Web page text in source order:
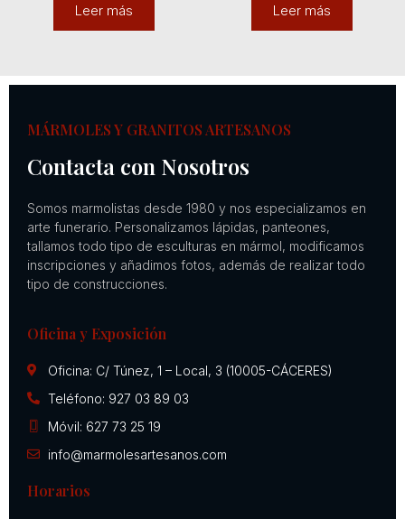
Leer más Leer más
MÁRMOLES Y GRANITOS ARTESANOS
Contacta con Nosotros
Somos marmolistas desde 1980 y nos especializamos en
arte funerario. Personalizamos lápidas, panteones,
tallamos todo tipo de esculturas en mármol, modificamos
inscripciones y añadimos fotos, además de realizar todo
tipo de construcciones.
Oficina y Exposición
Oficina: C/ Túnez, 1 – Local, 3 (10005-CÁCERES)
Teléfono: 927 03 89 03
Móvil: 627 73 25 19
info@marmolesartesanos.com
Horarios